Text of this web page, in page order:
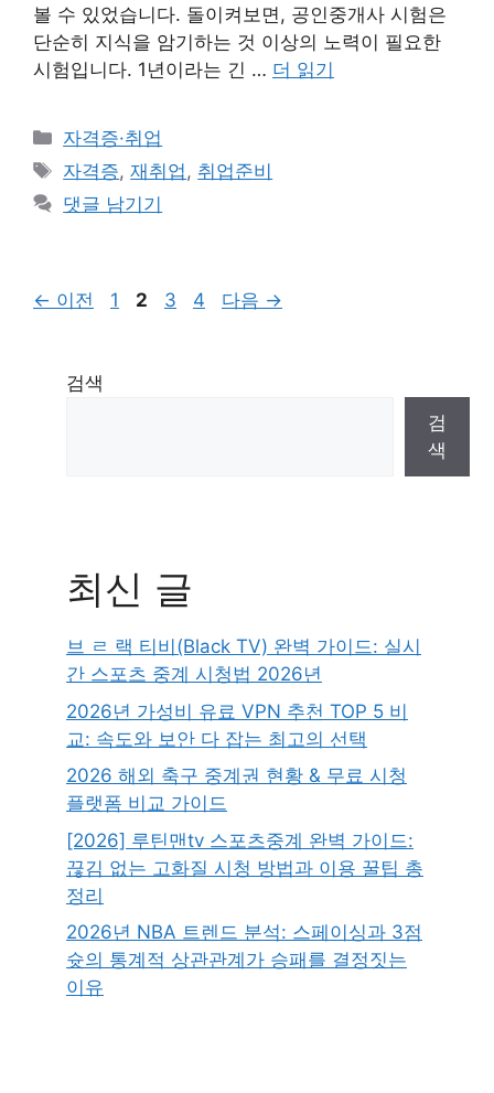
볼 수 있었습니다. 돌이켜보면, 공인중개사 시험은
단순히 지식을 암기하는 것 이상의 노력이 필요한
시험입니다. 1년이라는 긴 … 더 읽기
카
테
리
자격증·취업
태
그
자격증,재취업, 취업준비
댓글 남기기
← 이전
페
1
페
2
페
3
페
4 다음 →
검색
검
색
최신 글
브 ㄹ 랙 티비(Black TV) 완벽 가이드: 실시
간 스포츠 중계 시청법 2026년
2026년 가성비 유료 VPN 추천 TOP 5 비
교: 속도와 보안 다 잡는 최고의 선택
2026 해외 축구 중계권 현황 & 무료 시청
플랫폼 비교 가이드
[2026] 루틴맨tv 스포츠중계 완벽 가이드:
끊김 없는 고화질 시청 방법과 이용 꿀팁 총
정리
2026년 NBA 트렌드 분석: 스페이싱과 3점
슛의 통계적 상관관계가 승패를 결정짓는
이유